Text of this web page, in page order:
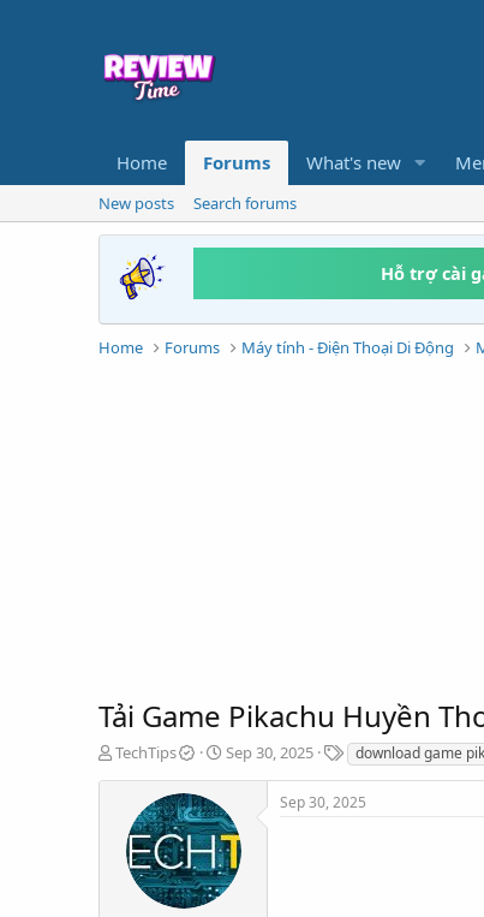
Home Forums What's new
New posts Search forums
Hỗ trợ cài
Home Forums Máy tính - Điện Thoại Di Động
Tải Game Pikachu Huyền
T
TechTips
S
r
t
d
a
Sep 30, 2025
T
a
g
download game
Sep 30, 2025